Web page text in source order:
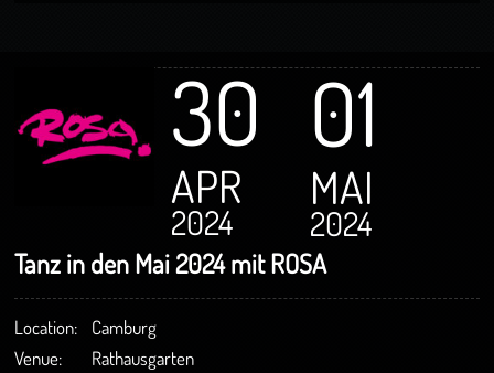
30
APR
2024
01
MAI
2024
Tanz in den Mai 2024 mit ROSA
Location:
Camburg
Venue:
Rathausgarten